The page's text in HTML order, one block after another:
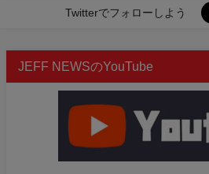
Twitterでフォローしよう
JEFF NEWSのYouTube